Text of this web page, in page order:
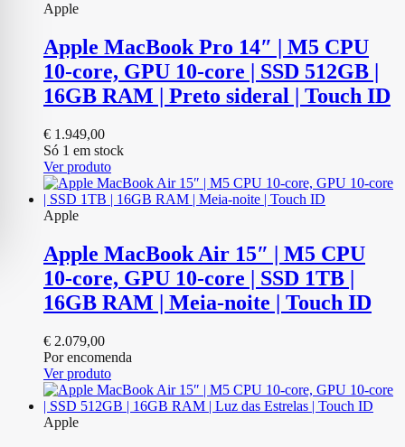
Apple
Apple MacBook Pro 14″ | M5 CPU
10‑core, GPU 10‑core | SSD 512GB |
16GB RAM | Preto sideral | Touch ID
€ 1.949,00
Só 1 em stock
Ver produto
Apple
Apple MacBook Air 15″ | M5 CPU
10‑core, GPU 10‑core | SSD 1TB |
16GB RAM | Meia-noite | Touch ID
€ 2.079,00
Por encomenda
Ver produto
Apple